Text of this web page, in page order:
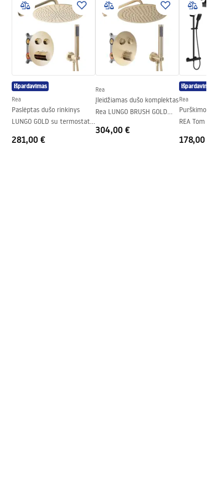
Stiklo spalva
Transparent 6mm
Atidarymo būdas
Sulankstoma, Sulankstomas iš
abiejų pusių
Seria
Fold
Surinkimas
Ant irkluojančio baseino arba
1900
mm
Kabinos kryptis
Universalus
Garantija
24 mėnesių
„Easy Clean“ danga
Taip, vienoje stiklo pusėje
manual
manual.pdf
Išpardavimas
Rea
Paslėptas dušo rinkinys
LUNGO GOLD su termostatu
281,00 €
Rea
Įleidžiamas dušo komplektas
Rea LUNGO BRUSH GOLD
304,00 €
Išpardavimas
Rea
Purškimo
REA Tom
178,00 €